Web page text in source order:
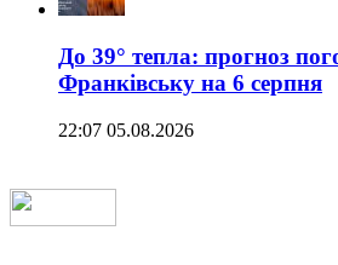
До 39° тепла: прогноз
Франківську на 6 серпня
22:07 05.08.2026